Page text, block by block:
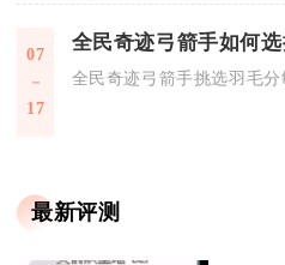
07
17
全民奇迹弓箭手挑选羽毛
最新评测